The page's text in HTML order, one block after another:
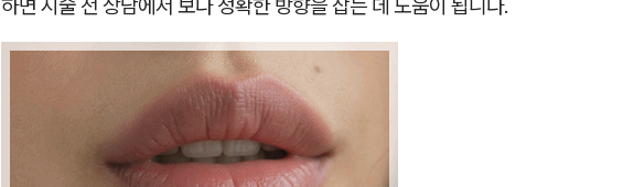
하면 시술 전 상담에서 보다 정확한 방향을 잡는 데 도움이 됩니다.